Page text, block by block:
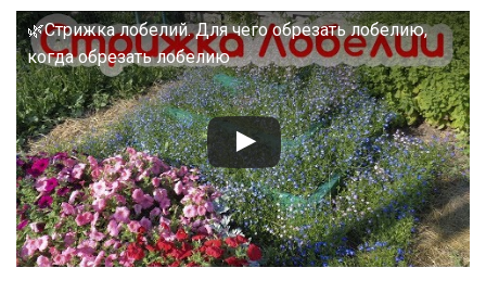
🌿Стрижка лобелий. Для чего обрезать лобелию,
когда обрезать лобелию